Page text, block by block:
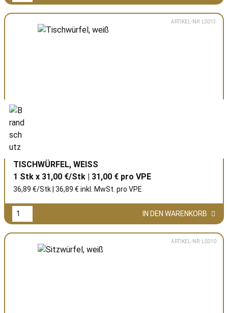
ARTIKEL-NR: LS013
TISCHWÜRFEL, WEISS
1 Stk x 31,00 €/Stk | 31,00 € pro VPE
36,89 €/Stk | 36,89 € inkl. MwSt. pro VPE
IN DEN WARENKORB
ARTIKEL-NR: LS010